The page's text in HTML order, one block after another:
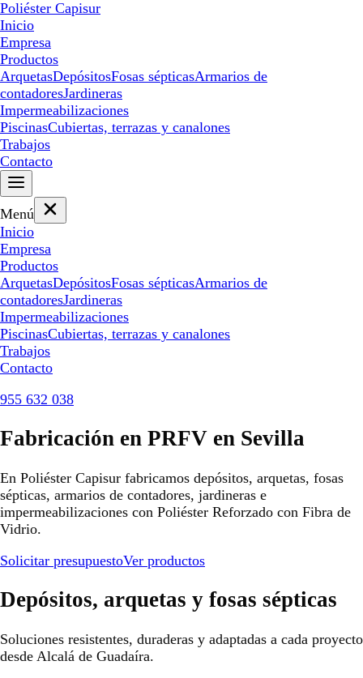
Poliéster Capisur
Inicio
Empresa
Productos
ArquetasDepósitosFosas sépticasArmarios de
contadoresJardineras
Impermeabilizaciones
PiscinasCubiertas, terrazas y canalones
Trabajos
Contacto
Menú
Inicio
Empresa
Productos
ArquetasDepósitosFosas sépticasArmarios de
contadoresJardineras
Impermeabilizaciones
PiscinasCubiertas, terrazas y canalones
Trabajos
Contacto
955 632 038
Fabricación en PRFV en Sevilla
En Poliéster Capisur fabricamos depósitos, arquetas, fosas
sépticas, armarios de contadores, jardineras e
impermeabilizaciones con Poliéster Reforzado con Fibra de
Vidrio.
Solicitar presupuestoVer productos
Depósitos, arquetas y fosas sépticas
Soluciones resistentes, duraderas y adaptadas a cada proyecto
desde Alcalá de Guadaíra.